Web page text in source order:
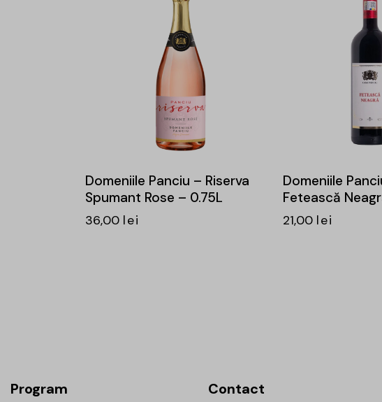
Domeniile Panciu – Riserva
Spumant Rose – 0.75L
36,00 lei
Domeniile
Fetească
21,00 lei
Program Contact